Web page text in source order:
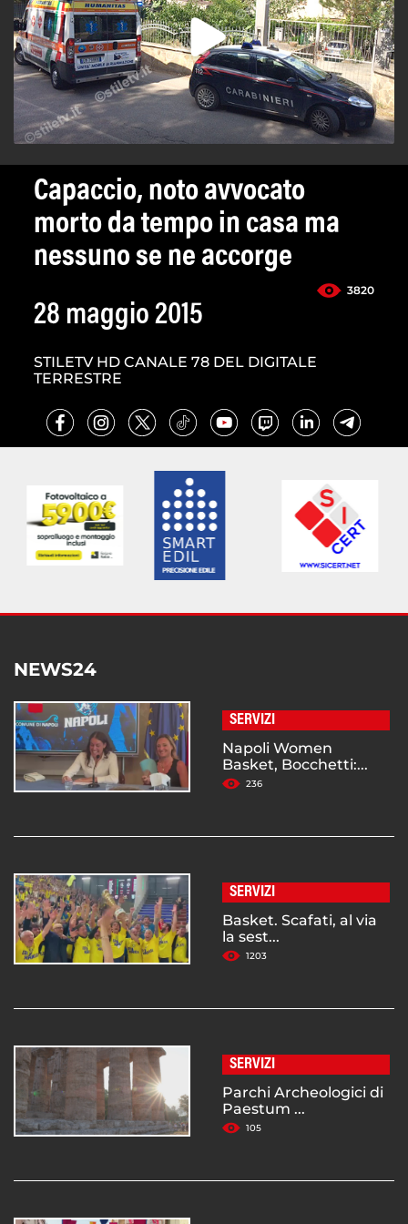
Capaccio, noto avvocato
morto da tempo in casa ma
nessuno se ne accorge
3820
28 maggio 2015
STILETV HD CANALE 78 DEL DIGITALE
TERRESTRE
NEWS24
SERVIZI
Napoli Women
Basket, Bocchetti:...
236
SERVIZI
Basket. Scafati, al via
la sest...
1203
SERVIZI
Parchi Archeologici di
Paestum ...
105